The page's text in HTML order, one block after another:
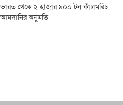
ভারত থেকে ২ হাজার ৯০০ টন কাঁচামরিচ
আমদানির অনুমতি